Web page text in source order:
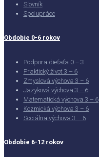
Slovník
Spolupráce
Obdobie 0-6 rokov
Podpora dieťaťa 0 – 3
Praktický život 3 – 6
Zmyslová výchova 3 – 6
Jazyková výchova 3 – 6
Matematická výchova 3 – 6
Kozmická výchova 3 – 6
Sociálna výchova 3 – 6
Obdobie 6-12 rokov